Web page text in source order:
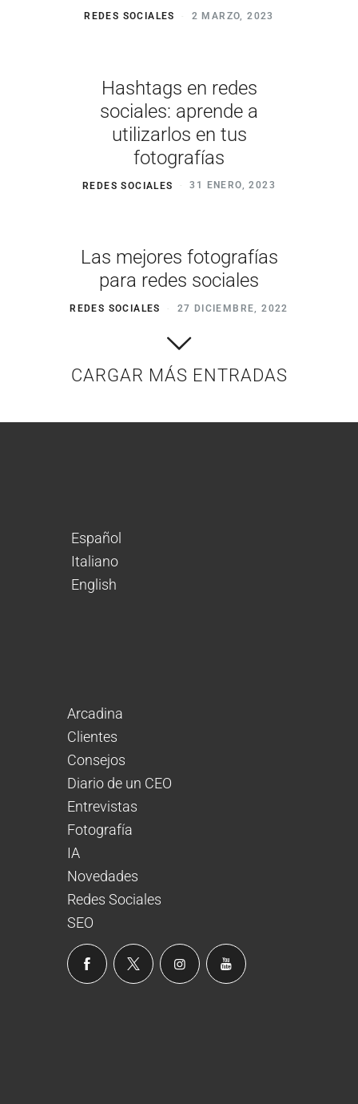
REDES SOCIALES 2 MARZO, 2023
Hashtags en redes
sociales: aprende a
utilizarlos en tus
fotografías
REDES SOCIALES 31 ENERO, 2023
Las mejores fotografías
para redes sociales
REDES SOCIALES 27 DICIEMBRE, 2022
CARGAR MÁS ENTRADAS
Español
Italiano
English
Arcadina
Clientes
Consejos
Diario de un CEO
Entrevistas
Fotografía
IA
Novedades
Redes Sociales
SEO